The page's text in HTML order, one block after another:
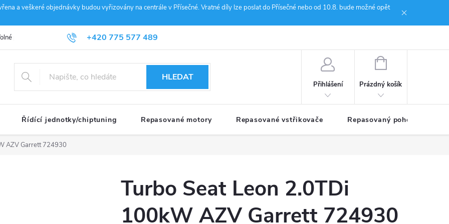
a veškeré objednávky budou vyřizovány na centrále v Přísečné. Vratné díly lze poslat do Přísečné nebo od 10.8. bude možné opět
+420 775 577 489
info@janousek-motorsport.cz
pozice Obchodní podmínky Reklamace
HLEDAT
Přihlášení
NÁKUPNÍ
Prázdný košík
Řídící jednotky/chiptuning Repasované motory Repasované vstřikovače Repasovaný pohon TDM
AZV Garrett 724930
Turbo Seat Leon 2.0TDi
100kW AZV Garrett 724930